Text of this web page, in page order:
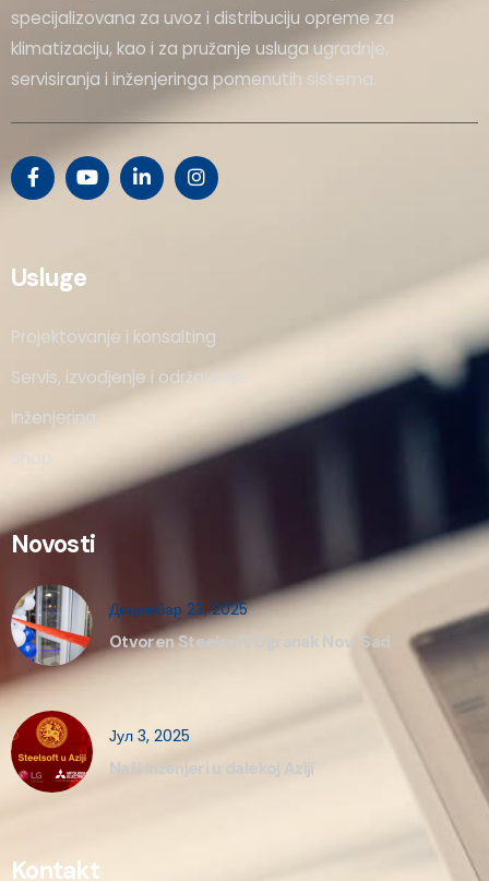
specijalizovana za uvoz i distribuciju opreme za
klimatizaciju, kao i za pružanje usluga ugradnje,
servisiranja i inženjeringa pomenutih sistema.
Usluge
Projektovanje i konsalting
Servis, izvodjenje i održavanje
Inženjering
Shop
Novosti
Децембар 23, 2025
Otvoren Steelsoft Ogranak Novi Sad
Јул 3, 2025
Naši inženjeri u dalekoj Aziji
Kontakt